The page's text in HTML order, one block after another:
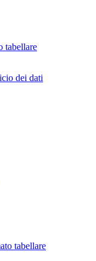
tabellare
dei dati
tabellare